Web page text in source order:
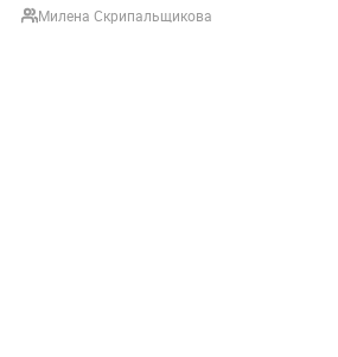
Милена Скрипальщикова